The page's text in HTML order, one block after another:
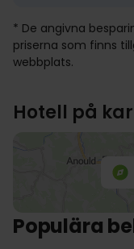
* De angivna
priserna som finns
webbplats.
Hotell på
Populära